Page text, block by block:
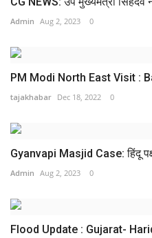
Admin Aug 2, 2023 0
PM Modi North East Visit :
tajakhabar Dec 18, 2022 0
Gyanvapi Masjid Case: हिंदू
Admin Aug 2, 2023 0
Flood Update : Gujarat-